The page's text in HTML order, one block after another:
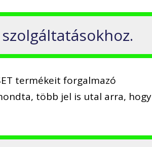
termékeit forgalmazó
több jel is utal arra, hogy